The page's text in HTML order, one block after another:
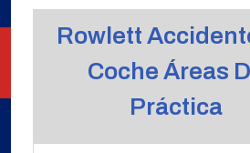
Rowlett
Coche Áreas
Práctica